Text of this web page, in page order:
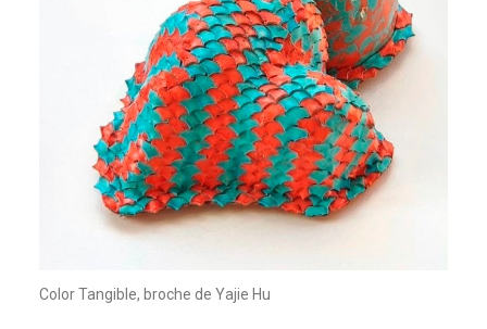
Color Tangible, broche de Yajie Hu